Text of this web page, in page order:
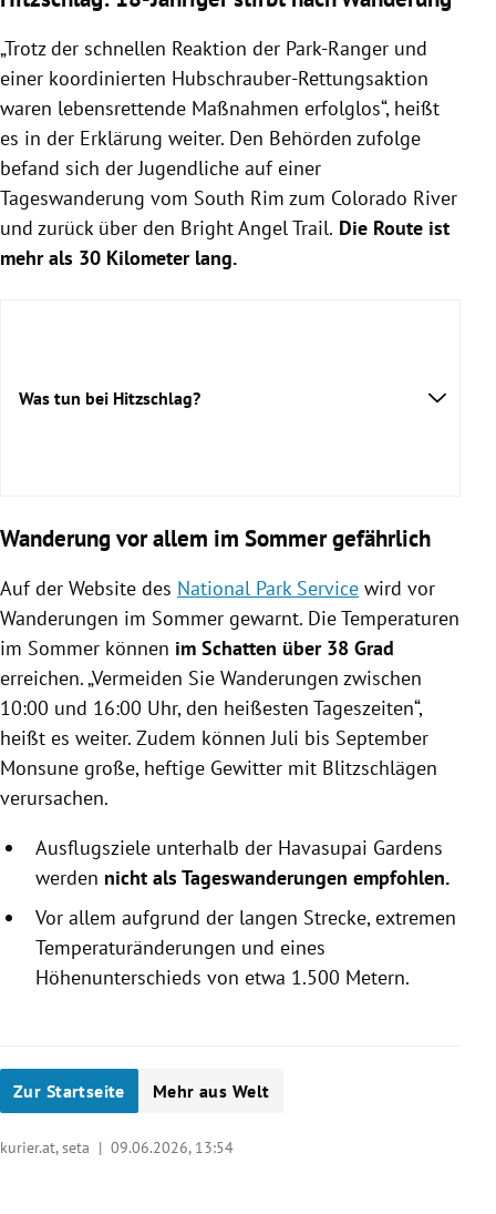
„Trotz der schnellen Reaktion der Park-Ranger und
einer koordinierten Hubschrauber-Rettungsaktion
waren lebensrettende Maßnahmen erfolglos“, heißt
es in der Erklärung weiter. Den Behörden zufolge
befand sich der Jugendliche auf einer
Tageswanderung vom South Rim zum Colorado River
und zurück über den Bright Angel Trail. Die Route ist
mehr als 30 Kilometer lang.
Was tun bei Hitzschlag?
Wanderung vor allem im Sommer gefährlich
Auf der Website des National Park Service wird vor
Wanderungen im Sommer gewarnt. Die Temperaturen
im Sommer können im Schatten über 38 Grad
erreichen. „Vermeiden Sie Wanderungen zwischen
10:00 und 16:00 Uhr, den heißesten Tageszeiten“,
heißt es weiter. Zudem können Juli bis September
Monsune große, heftige Gewitter mit Blitzschlägen
verursachen.
Ausflugsziele unterhalb der Havasupai Gardens
werden nicht als Tageswanderungen empfohlen.
Vor allem aufgrund der langen Strecke, extremen
Temperaturänderungen und eines
Höhenunterschieds von etwa 1.500 Metern.
Zur Startseite Mehr aus Welt
kurier.at, seta | 09.06.2026, 13:54